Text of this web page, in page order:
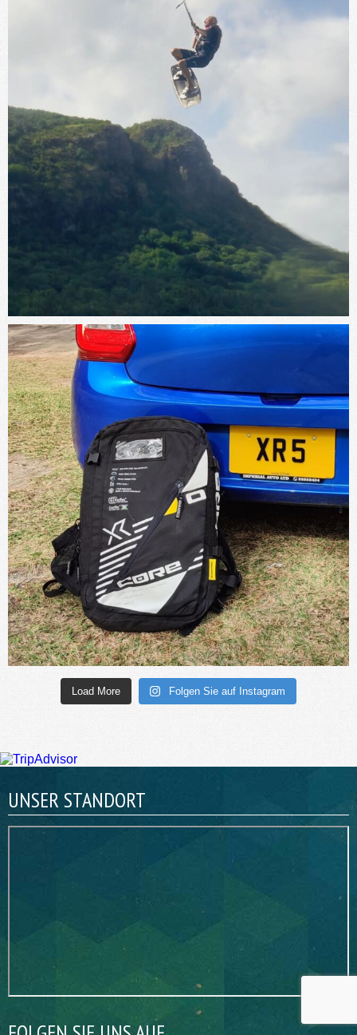
Load More Folgen Sie auf Instagram
UNSER STANDORT